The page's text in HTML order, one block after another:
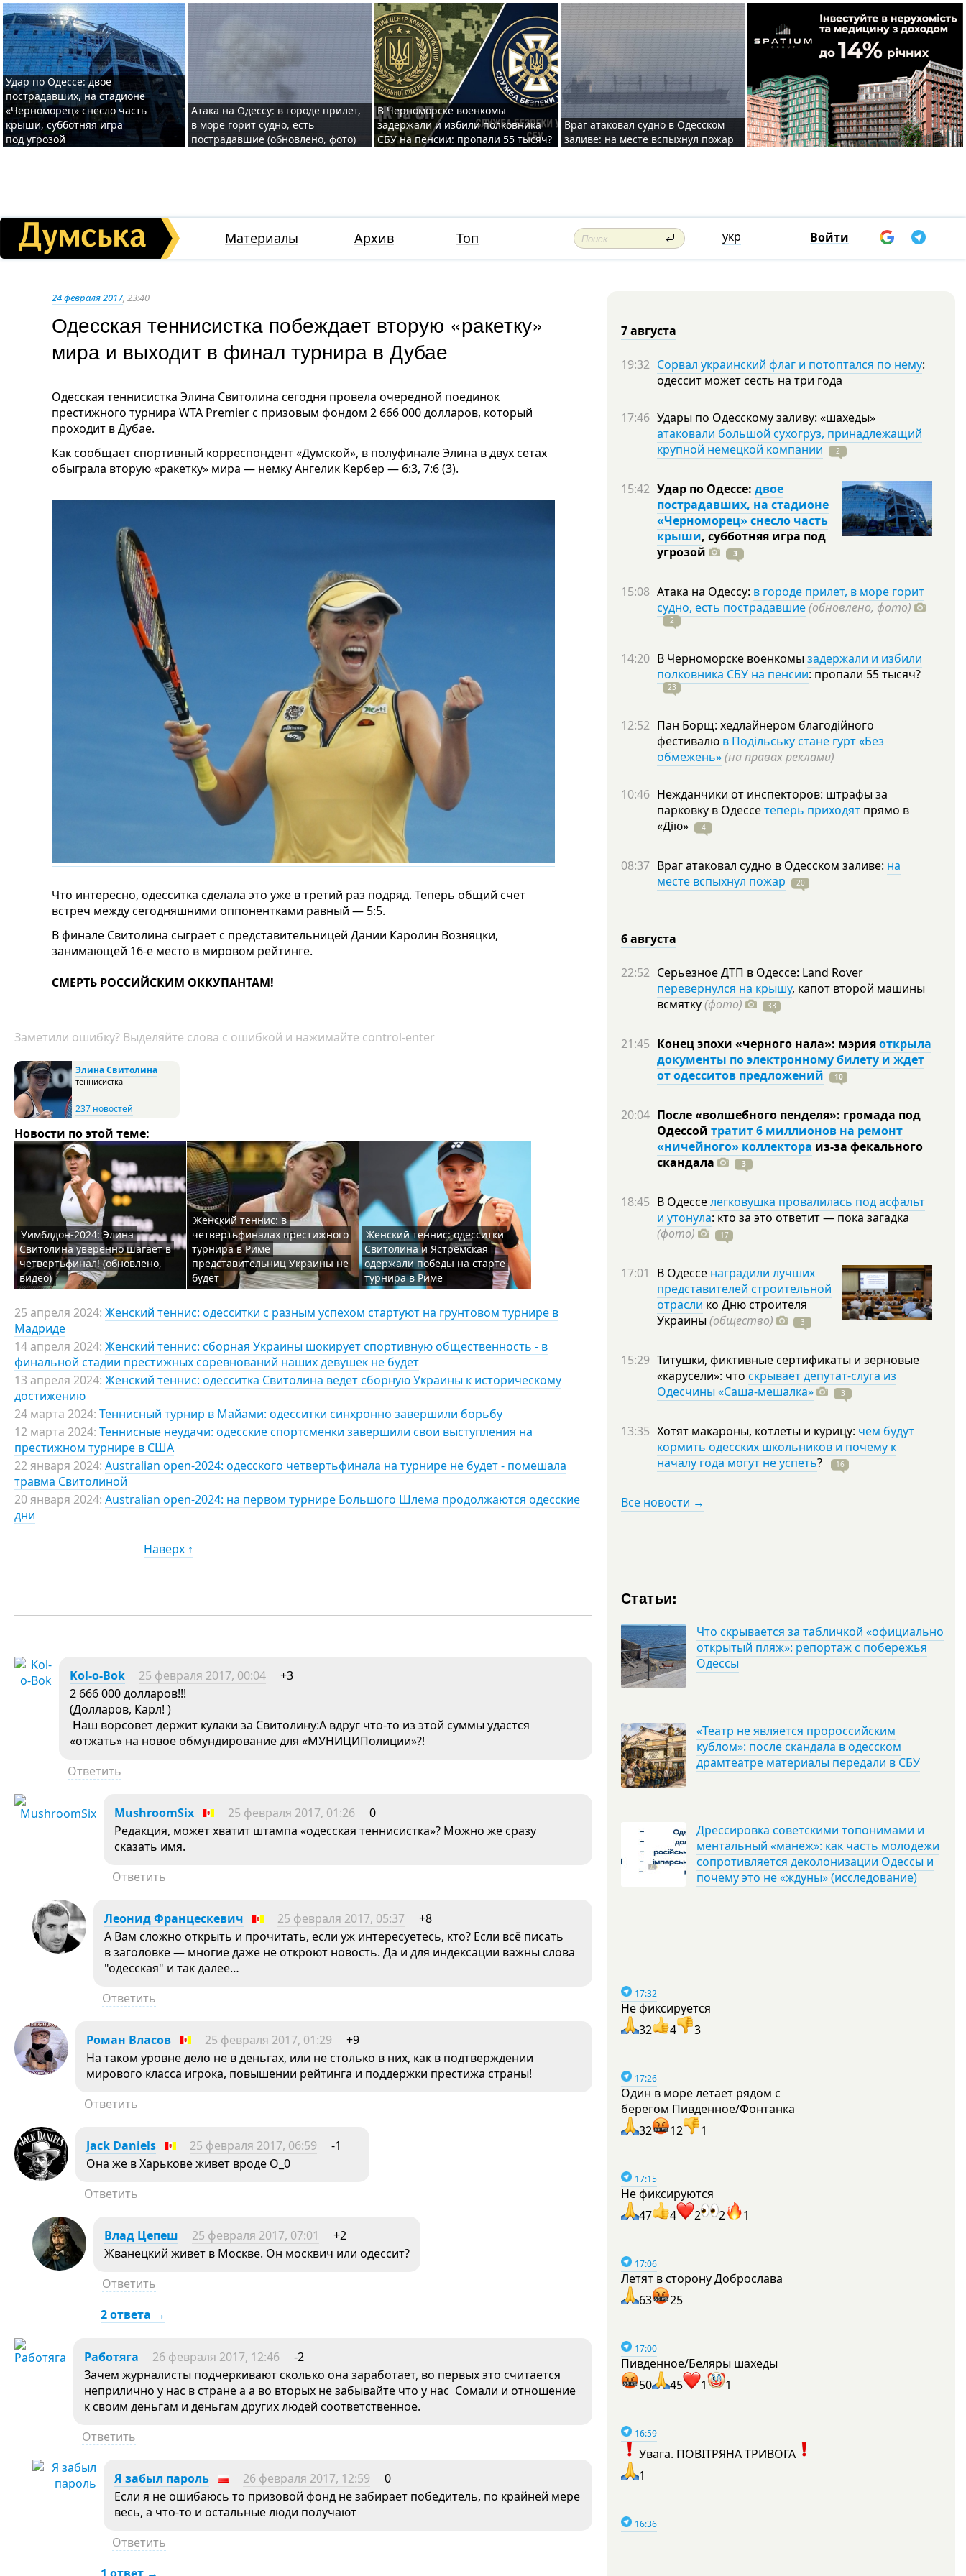
Удар по Одессе: двое
пострадавших, на стадионе
«Черноморец» снесло часть
крыши, субботняя игра
под угрозой
Атака на Одессу: в городе прилет,
в море горит судно, есть
пострадавшие (обновлено, фото)
В Черноморске военкомы
задержали и избили полковника
СБУ на пенсии: пропали 55 тысяч?
Враг атаковал судно в Одесском
заливе: на месте вспыхнул пожар
Материалы Архив Топ укр Войти
24 февраля 2017, 23:40
Одесская теннисистка побеждает вторую «ракетку»
мира и выходит в финал турнира в Дубае
Одесская теннисистка Элина Свитолина сегодня провела очередной поединок
престижного турнира WTA Premier с призовым фондом 2 666 000 долларов, который
проходит в Дубае.
Как сообщает спортивный корреспондент «Думской», в полуфинале Элина в двух сетах
обыграла вторую «ракетку» мира — немку Ангелик Кербер — 6:3, 7:6 (3).
Что интересно, одесситка сделала это уже в третий раз подряд. Теперь общий счет
встреч между сегодняшними оппонентками равный — 5:5.
В финале Свитолина сыграет с представительницей Дании Каролин Возняцки,
занимающей 16-е место в мировом рейтинге.
СМЕРТЬ РОССИЙСКИМ ОККУПАНТАМ!
Заметили ошибку? Выделяйте слова с ошибкой и нажимайте control-enter
Элина Свитолина
теннисистка
237 новостей
Новости по этой теме:
Уимблдон-2024: Элина
Свитолина уверенно шагает в
четвертьфинал! (обновлено,
видео)
Женский теннис: в
четвертьфиналах престижного
турнира в Риме
представительниц Украины не
будет
Женский теннис: одесситки
Свитолина и Ястремская
одержали победы на старте
турнира в Риме
25 апреля 2024: Женский теннис: одесситки с разным успехом стартуют на грунтовом турнире в
Мадриде
14 апреля 2024: Женский теннис: сборная Украины шокирует спортивную общественность - в
финальной стадии престижных соревнований наших девушек не будет
13 апреля 2024: Женский теннис: одесситка Свитолина ведет сборную Украины к историческому
достижению
24 марта 2024: Теннисный турнир в Майами: одесситки синхронно завершили борьбу
12 марта 2024: Теннисные неудачи: одесские спортсменки завершили свои выступления на
престижном турнире в США
22 января 2024: Australian open-2024: одесского четвертьфинала на турнире не будет - помешала
травма Свитолиной
20 января 2024: Australian open-2024: на первом турнире Большого Шлема продолжаются одесские
дни
Наверх ↑
Kol-o-Bok 25 февраля 2017, 00:04
+3
2 666 000 долларов!!!
(Долларов, Карл! )
Наш ворсовет держит кулаки за Свитолину:А вдруг что-то из этой суммы удастся
«отжать» на новое обмундирование для «МУНИЦИПолиции»?!
Ответить
MushroomSix 25 февраля 2017, 01:26
0
Редакция, может хватит штампа «одесская теннисистка»? Можно же сразу
сказать имя.
Ответить
Леонид Францескевич 25 февраля 2017, 05:37
+8
А Вам сложно открыть и прочитать, если уж интересуетесь, кто? Если всё писать
в заголовке — многие даже не откроют новость. Да и для индексации важны слова
"одесская" и так далее…
Ответить
Роман Власов 25 февраля 2017, 01:29
+9
На таком уровне дело не в деньгах, или не столько в них, как в подтверждении
мирового класса игрока, повышении рейтинга и поддержки престижа страны!
Ответить
Jack Daniels 25 февраля 2017, 06:59
-1
Она же в Харькове живет вроде О_0
Ответить
Влaд Цeпeш 25 февраля 2017, 07:01
+2
Жванецкий живет в Москве. Он москвич или одессит?
Ответить
2 ответа →
Работяга 26 февраля 2017, 12:46
-2
Зачем журналисты подчеркивают сколько она заработает, во первых это считается
неприлично у нас в стране а а во вторых не забывайте что у нас Сомали и отношение
к своим деньгам и деньгам других людей соответственное.
Ответить
Я забыл пароль 26 февраля 2017, 12:59
0
Если я не ошибаюсь то призовой фонд не забирает победитель, по крайней мере
весь, а что-то и остальные люди получают
Ответить
1 ответ →
7 августа
19:32 Сорвал украинский флаг и потоптался по нему:
одессит может сесть на три года
17:46 Удары по Одесскому заливу: «шахеды»
атаковали большой сухогруз, принадлежащий
крупной немецкой компании
2
15:42 Удар по Одессе: двое
пострадавших, на стадионе
«Черноморец» снесло часть
крыши, субботняя игра под
угрозой
3
15:08 Атака на Одессу: в городе прилет, в море горит
судно, есть пострадавшие(обновлено, фото)
2
14:20 В Черноморске военкомы задержали и избили
полковника СБУ на пенсии: пропали 55тысяч?
23
12:52 Пан Борщ: хедлайнером благодійного
фестивалю в Подільську стане гурт «Без
обмежень»(на правах реклами)
10:46 Нежданчики от инспекторов: штрафы за
парковку в Одессетеперь приходят прямо в
«Дію»
4
08:37 Враг атаковал судно в Одесском заливе: на
месте вспыхнул пожар
20
6 августа
22:52 Серьезное ДТП в Одессе: Land Rover
перевернулся на крышу, капот второй машины
всмятку(фото) 33
21:45 Конец эпохи «черного нала»: мэрияоткрыла
документы по электронному билету и ждет
от одесситов предложений
10
20:04 После «волшебного пенделя»: громада под
Одессой тратит 6 миллионов на ремонт
«ничейного» коллектора из-за фекального
скандала
3
18:45 В Одесселегковушка провалилась под асфальт
и утонула: кто за это ответит — пока загадка
(фото)
17
17:01 В Одессе наградили лучших
представителей строительной
отрасли ко Дню строителя
Украины (общество) 3
15:29 Титушки, фиктивные сертификаты и зерновые
«карусели»: что скрывает депутат-слуга из
Одесчины «Саша-мешалка»
3
13:35 Хотят макароны, котлеты и курицу: чем будут
кормить одесских школьников и почему к
началу года могут не успеть? 16
Все новости →
Статьи:
Что скрывается за табличкой «официально
открытый пляж»: репортаж с побережья
Одессы
«Театр не является пророссийским
кублом»: после скандала в одесском
драмтеатре материалы передали в СБУ
Дрессировка советскими топонимами и
ментальный «манеж»: как часть молодежи
сопротивляется деколонизации Одессы и
почему это не «ждуны» (исследование)
17:32
Не фиксируется
32
4 3
17:26
Один в море летает рядом с
берегом Пивденное/Фонтанка
32
12 1
17:15
Не фиксируются
47
4 2 2 1
17:06
Летят в сторону Доброслава
63
25
17:00
Пивденное/Беляры шахеды
50
45 1 1
16:59
Увага. ПОВІТРЯНА ТРИВОГА
1
16:36